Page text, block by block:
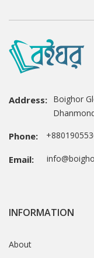
Address: Boighor
Phone:
Email:
INFORMATION
About